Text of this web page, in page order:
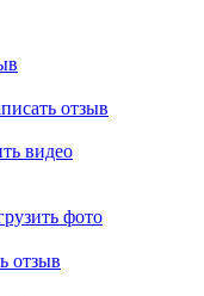
отзыв
видео
фото
отзыв